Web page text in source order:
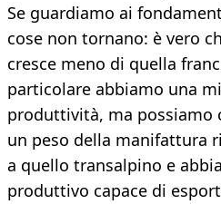
Se guardiamo ai
cose non tornano: è vero
cresce meno di quella
particolare abbiamo una
produttività, ma possiamo
un peso della manifattura
a quello transalpino e
produttivo capace di